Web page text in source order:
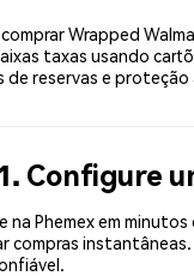
Wrapped
taxas usando
de reservas e
Configure
na Phemex em
compras